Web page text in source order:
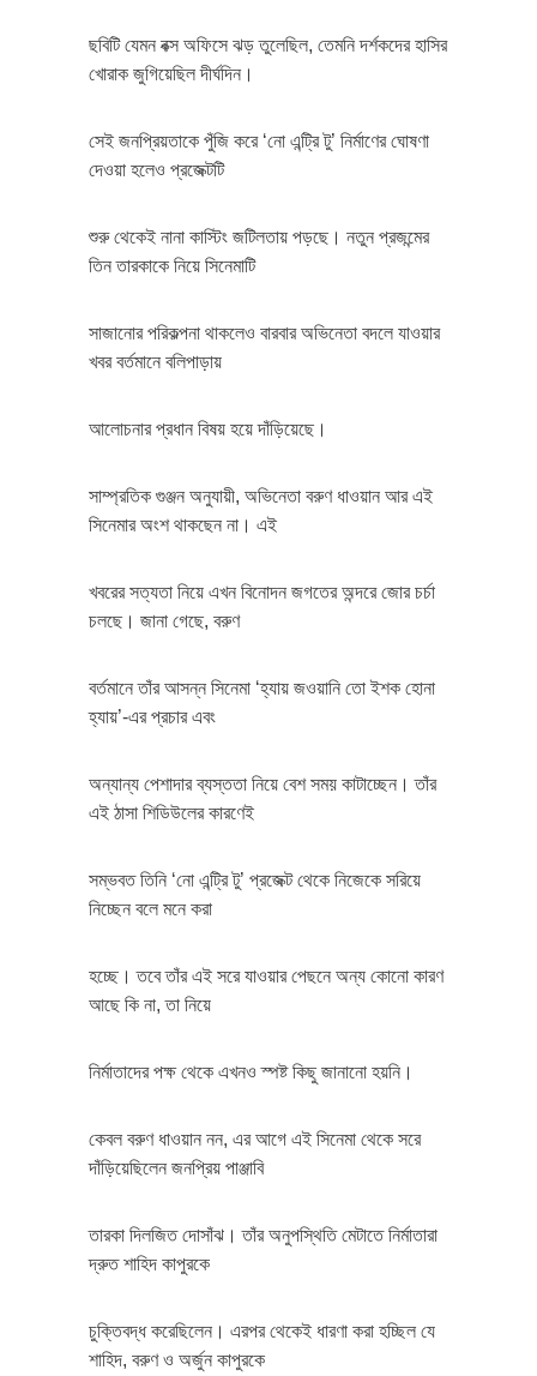
ছবিটি যেমন বক্স অফিসে ঝড় তুলেছিল, তেমনি দর্শকদের হাসির
খোরাক জুগিয়েছিল দীর্ঘদিন।
সেই জনপ্রিয়তাকে পুঁজি করে ‘নো এন্ট্রি টু’ নির্মাণের ঘোষণা
দেওয়া হলেও প্রজেক্টটি
শুরু থেকেই নানা কাস্টিং জটিলতায় পড়ছে। নতুন প্রজন্মের
তিন তারকাকে নিয়ে সিনেমাটি
সাজানোর পরিকল্পনা থাকলেও বারবার অভিনেতা বদলে যাওয়ার
খবর বর্তমানে বলিপাড়ায়
আলোচনার প্রধান বিষয় হয়ে দাঁড়িয়েছে।
সাম্প্রতিক গুঞ্জন অনুযায়ী, অভিনেতা বরুণ ধাওয়ান আর এই
সিনেমার অংশ থাকছেন না। এই
খবরের সত্যতা নিয়ে এখন বিনোদন জগতের অন্দরে জোর চর্চা
চলছে। জানা গেছে, বরুণ
বর্তমানে তাঁর আসন্ন সিনেমা ‘হ্যায় জওয়ানি তো ইশক হোনা
হ্যায়’-এর প্রচার এবং
অন্যান্য পেশাদার ব্যস্ততা নিয়ে বেশ সময় কাটাচ্ছেন। তাঁর
এই ঠাসা শিডিউলের কারণেই
সম্ভবত তিনি ‘নো এন্ট্রি টু’ প্রজেক্ট থেকে নিজেকে সরিয়ে
নিচ্ছেন বলে মনে করা
হচ্ছে। তবে তাঁর এই সরে যাওয়ার পেছনে অন্য কোনো কারণ
আছে কি না, তা নিয়ে
নির্মাতাদের পক্ষ থেকে এখনও স্পষ্ট কিছু জানানো হয়নি।
কেবল বরুণ ধাওয়ান নন, এর আগে এই সিনেমা থেকে সরে
দাঁড়িয়েছিলেন জনপ্রিয় পাঞ্জাবি
তারকা দিলজিত দোসাঁঝ। তাঁর অনুপস্থিতি মেটাতে নির্মাতারা
দ্রুত শাহিদ কাপুরকে
চুক্তিবদ্ধ করেছিলেন। এরপর থেকেই ধারণা করা হচ্ছিল যে
শাহিদ, বরুণ ও অর্জুন কাপুরকে